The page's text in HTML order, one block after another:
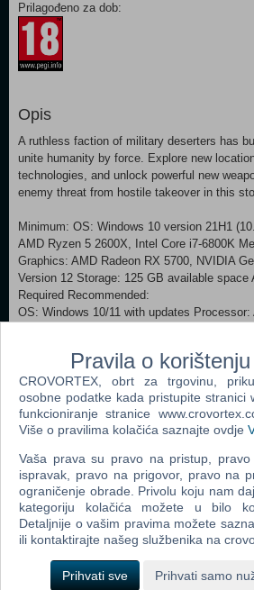
Prilagođeno za dob:
Opis
A ruthless faction of military deserters has
unite humanity by force. Explore new
technologies, and unlock powerful new
enemy threat from hostile takeover in this
Minimum: OS: Windows 10 version 21H1
AMD Ryzen 5 2600X, Intel Core i7-6800K
Graphics: AMD Radeon RX 5700, NVIDIA
Version 12 Storage: 125 GB available space
Required Recommended:
OS: Windows 10/11 with updates
Broadband Internet connection Storage: 125
Additional Notes: SSD Required
Dodaj u košaricu
Popularno
Morrowind Game Of The Year
Titan Quest (PC)
The Elder Scrolls IV: Oblivion (PC)
Pravila o
CROVORTEX, obrt za trgovinu,
osobne podatke kada pristupite stranici
funkcioniranje stranice
Više o pravilima kolačića saznajte ovdje
Vaša prava su pravo na pristup,
ispravak, pravo na prigovor, pravo na
ograničenje obrade. Privolu koju nam
kategoriju kolačića možete u bilo
Detaljnije o vašim pravima možete
ili kontaktirajte našeg službenika na
Prihvati sve Prihvati samo